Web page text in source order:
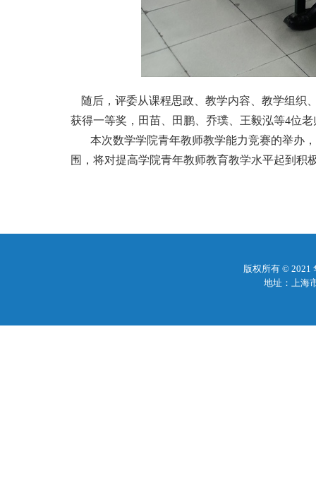
随后，评委从课程思政、教学内容、教学组织
获得一等奖，田苗、田鹏、乔璞、王毅泓等4位老
本次数学学院青年教师教学能力竞赛的举办
围，将对提高学院青年教师教育教学水平起到积
版权所有 ©
地址：上海